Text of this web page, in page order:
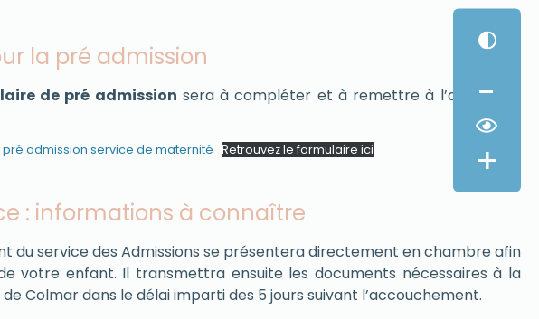
la pré admission
de pré admission sera à compléter et à remettre à l’agent des
pré admission service de maternité Retrouvez le formulaire ici
: informations à connaître
du service des Admissions se présentera directement en chambre afin
votre enfant. Il transmettra ensuite les documents nécessaires à la
Colmar dans le délai imparti des 5 jours suivant l’accouchement.
-
+